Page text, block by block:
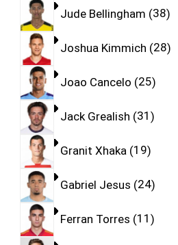
Jude Bellingham 38
Joshua Kimmich 28
Joao Cancelo 25
Jack Grealish 31
Granit Xhaka 19
Gabriel Jesus 24
Ferran Torres 11